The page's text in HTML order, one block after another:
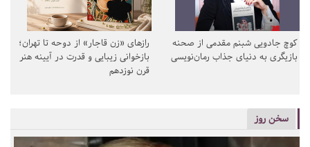
کوچ جادویی شبنم مقدمی از صحنه
بازیگری به دنیای جذاب رمان‌نویسی
رازهای «زن قاجار» از دوحه تا تهران؛
بازخوانی زیبایی و قدرت در آیینه هنر
قرن نوزدهم
سخن روز